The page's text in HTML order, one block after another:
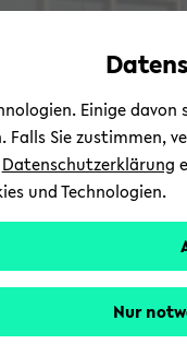
Einige
Falls Sie
Datenschutzerklärung
und Technologien.
Nur